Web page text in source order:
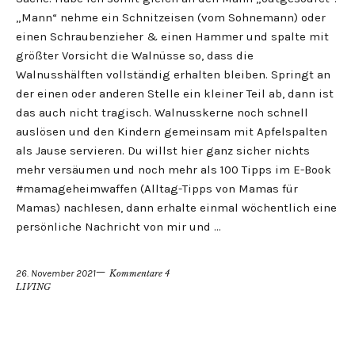
„Mann“ nehme ein Schnitzeisen (vom Sohnemann) oder
einen Schraubenzieher & einen Hammer und spalte mit
größter Vorsicht die Walnüsse so, dass die
Walnusshälften vollständig erhalten bleiben. Springt an
der einen oder anderen Stelle ein kleiner Teil ab, dann ist
das auch nicht tragisch. Walnusskerne noch schnell
auslösen und den Kindern gemeinsam mit Apfelspalten
als Jause servieren. Du willst hier ganz sicher nichts
mehr versäumen und noch mehr als 100 Tipps im E-Book
#mamageheimwaffen (Alltag-Tipps von Mamas für
Mamas) nachlesen, dann erhalte einmal wöchentlich eine
persönliche Nachricht von mir und …
26. November 2021
Kommentare 4
LIVING